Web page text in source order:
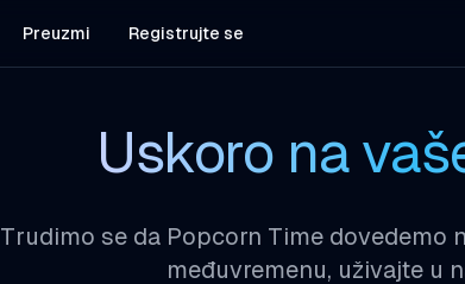
Preuzmi Registrujte se
Uskoro na
Trudimo se da Popcorn Time dovedemo
međuvremenu, uživajte u